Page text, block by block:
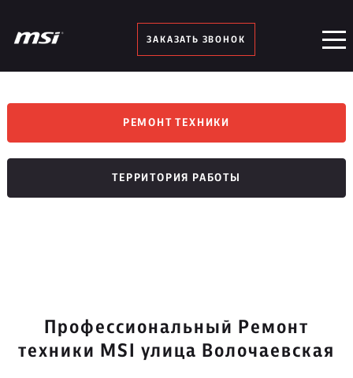
ЗАКАЗАТЬ ЗВОНОК
РЕМОНТ ТЕХНИКИ
ТЕРРИТОРИЯ РАБОТЫ
Профессиональный Ремонт
техники MSI улица Волочаевская